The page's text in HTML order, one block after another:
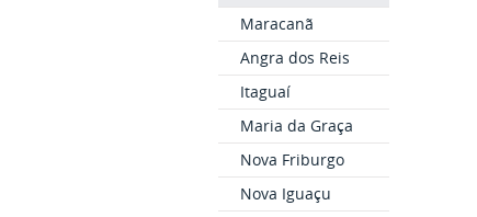
Maracanã
Angra dos Reis
Itaguaí
Maria da Graça
Nova Friburgo
Nova Iguaçu